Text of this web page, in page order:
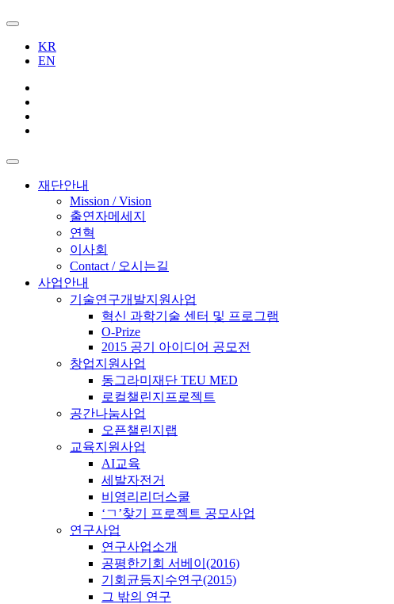
KR
EN
재단안내
Mission / Vision
출연자메세지
연혁
이사회
Contact / 오시는길
사업안내
기술연구개발지원사업
혁신 과학기술 센터 및 프로그램
O-Prize
2015 공기 아이디어 공모전
창업지원사업
동그라미재단 TEU MED
로컬챌린지프로젝트
공간나눔사업
오픈챌린지랩
교육지원사업
AI교육
세발자전거
비영리리더스쿨
‘ㄱ’찾기 프로젝트 공모사업
연구사업
연구사업소개
공평한기회 서베이(2016)
기회균등지수연구(2015)
그 밖의 연구